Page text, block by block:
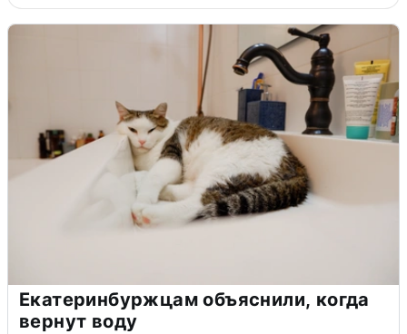
Екатеринбуржцам объяснили, когда
вернут воду